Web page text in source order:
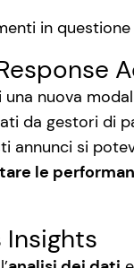
in questione
nuova
da gestori di
annunci si
le
Insights